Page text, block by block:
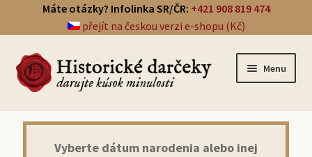
Máte otázky? Infolinka SR/ČR: +421 908 819 474
přejít na českou verzi e-shopu (Kč)
Menu
Prehľad darčekov
Vyberte dátum narodenia alebo inej